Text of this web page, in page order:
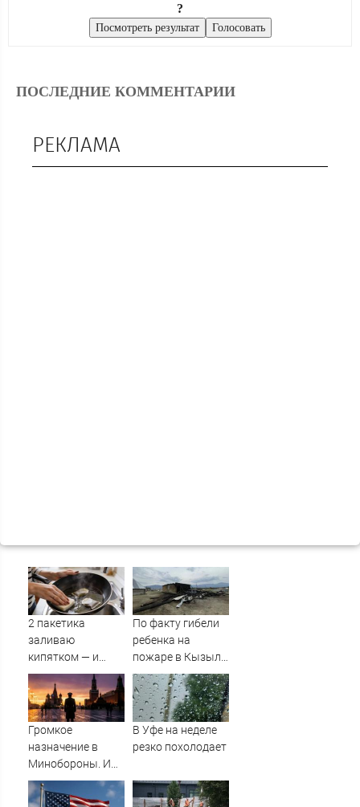
?
ПОСЛЕДНИЕ КОММЕНТАРИИ
РЕКЛАМА
2 пакетика
заливаю
кипятком — и
сковородка снова
как новая: жир и
нагар уходят без
усилий
По факту гибели
ребенка на
пожаре в Кызыл-
Таше возбуждено
уголовное дело
Громкое
назначение в
Минобороны. И
плохая новость
для ВСУ: Этот
В Уфе на неделе
резко похолодает